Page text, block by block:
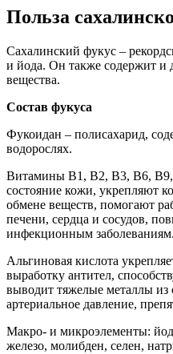
Польза
Сахалинский фукус –
и йода. Он также содержит и
вещества.
Состав фукуса
Фукоидан – полисахарид,
водорослях.
Витамины В1, B2, B3, B6,
состояние кожи, укрепляют
обмене веществ, помогают
печени, сердца и сосудов,
инфекционным заболеваниям.
Альгиновая кислота
выработку антител,
выводит тяжелые металлы из
артериальное давление,
Макро- и микроэлементы:
железо, молибден, селен,